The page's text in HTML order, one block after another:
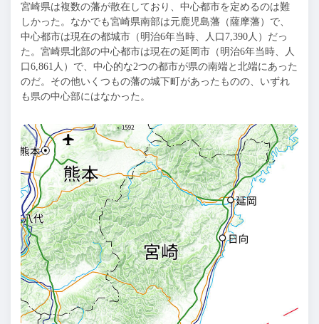
宮崎県は複数の藩が散在しており、中心都市を定めるのは難
しかった。なかでも宮崎県南部は元鹿児島藩（薩摩藩）で、
中心都市は現在の都城市（明治6年当時、人口7,390人）だっ
た。宮崎県北部の中心都市は現在の延岡市（明治6年当時、人
口6,861人）で、中心的な2つの都市が県の南端と北端にあった
のだ。その他いくつもの藩の城下町があったものの、いずれ
も県の中心部にはなかった。